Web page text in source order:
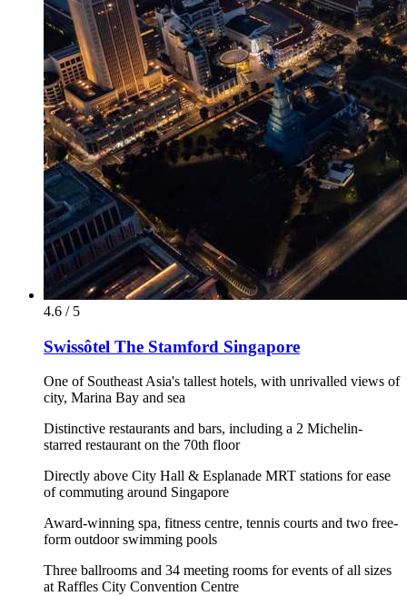
4.6 / 5
Swissôtel The Stamford Singapore
One of Southeast Asia's tallest hotels, with unrivalled views of
city, Marina Bay and sea
Distinctive restaurants and bars, including a 2 Michelin-
starred restaurant on the 70th floor
Directly above City Hall & Esplanade MRT stations for ease
of commuting around Singapore
Award-winning spa, fitness centre, tennis courts and two free-
form outdoor swimming pools
Three ballrooms and 34 meeting rooms for events of all sizes
at Raffles City Convention Centre